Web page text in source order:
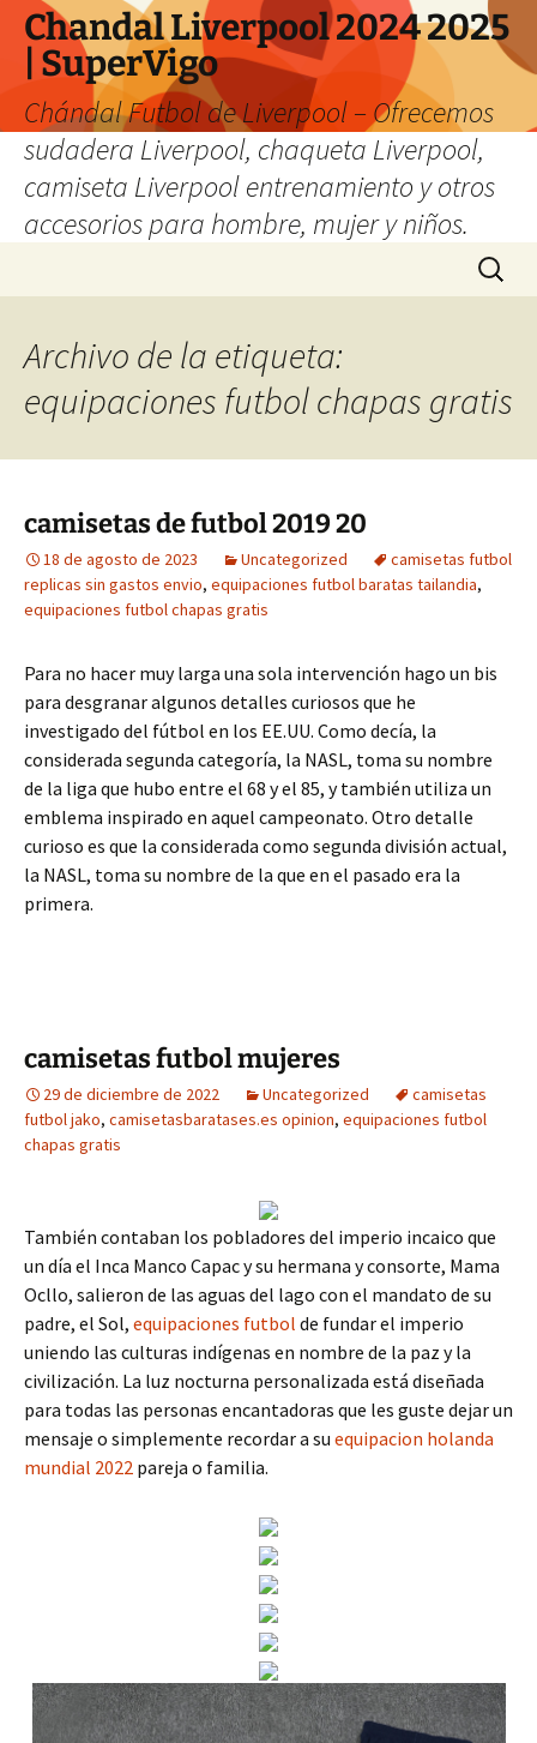
Chandal Liverpool 2024 2025
| SuperVigo
Chándal Futbol de Liverpool – Ofrecemos
sudadera Liverpool, chaqueta Liverpool,
camiseta Liverpool entrenamiento y otros
accesorios para hombre, mujer y niños.
Buscar:
Archivo de la etiqueta:
equipaciones futbol chapas gratis
camisetas de futbol 2019 20
18 de agosto de 2023 Uncategorized
camisetas futbol
replicas sin gastos envio, equipaciones futbol baratas tailandia,
equipaciones futbol chapas gratis
Para no hacer muy larga una sola intervención hago un bis
para desgranar algunos detalles curiosos que he
investigado del fútbol en los EE.UU. Como decía, la
considerada segunda categoría, la NASL, toma su nombre
de la liga que hubo entre el 68 y el 85, y también utiliza un
emblema inspirado en aquel campeonato. Otro detalle
curioso es que la considerada como segunda división actual,
la NASL, toma su nombre de la que en el pasado era la
primera.
camisetas futbol mujeres
29 de diciembre de 2022 Uncategorized
camisetas
futbol jako, camisetasbaratases.es opinion, equipaciones futbol
chapas gratis
También contaban los pobladores del imperio incaico que
un día el Inca Manco Capac y su hermana y consorte, Mama
Ocllo, salieron de las aguas del lago con el mandato de su
padre, el Sol, equipaciones futbol de fundar el imperio
uniendo las culturas indígenas en nombre de la paz y la
civilización. La luz nocturna personalizada está diseñada
para todas las personas encantadoras que les guste dejar un
mensaje o simplemente recordar a su equipacion holanda
mundial 2022 pareja o familia.